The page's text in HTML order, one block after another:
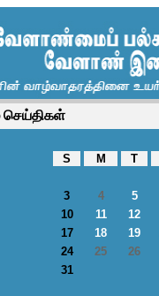
செய்திகள்
S M T
3
4 5
10
11 12
17
18 19
24
25 26
31